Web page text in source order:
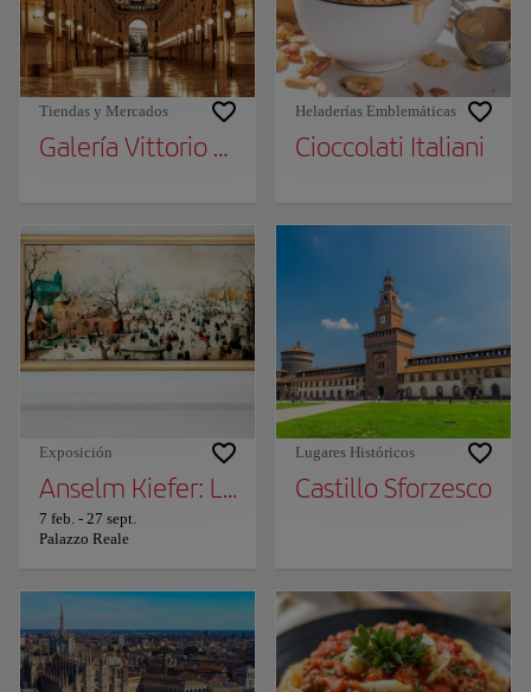
Tiendas y Mercados
Galería Vittorio Emanuele II
Heladerías Emblemáticas
Cioccolati Italiani
Exposición
Anselm Kiefer: Los Alquimistas
7 feb. - 27 sept.
Palazzo Reale
Lugares Históricos
Castillo Sforzesco